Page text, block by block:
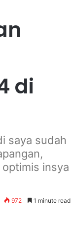
di
saya sudah
insya
972 1 minute read